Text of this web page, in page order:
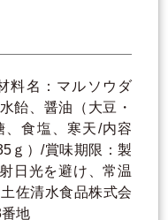
料名：マルソウダ
飴、醤油（大豆・
、食塩、寒天/内容
ｇ）/賞味期限：製
日光を避け、常温
佐清水食品株式会
地